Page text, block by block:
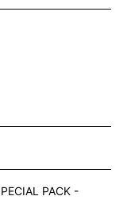
PACK -